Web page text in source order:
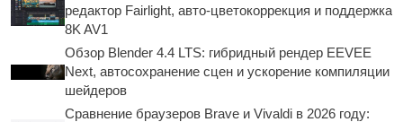
редактор Fairlight, авто-цветокоррекция и поддержка
8K AV1
Обзор Blender 4.4 LTS: гибридный рендер EEVEE
Next, автосохранение сцен и ускорение компиляции
шейдеров
Сравнение браузеров Brave и Vivaldi в 2026 году: